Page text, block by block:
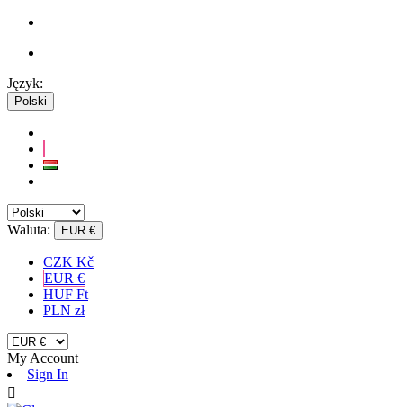
Język:
Polski
Waluta: EUR €
CZK Kč
EUR €
HUF Ft
PLN zł
My Account
Sign In
